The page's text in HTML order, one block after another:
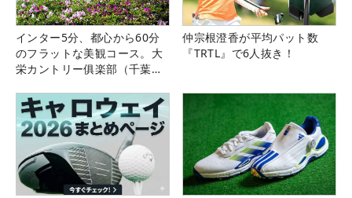
インター5分、都心から60分
のフラットな美観コース。大
栄カントリー俱楽部（千葉
仲宗根澄香が平均パット数
『TRTL』で6人抜き！